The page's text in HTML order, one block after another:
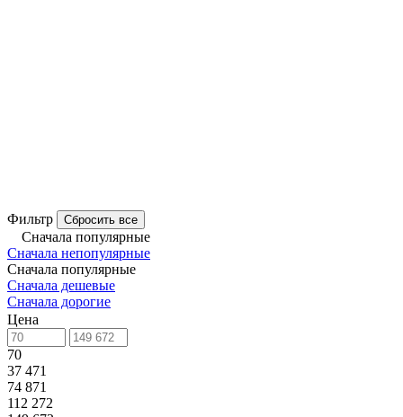
Фильтр Сбросить все
Сначала популярные
Сначала непопулярные
Сначала популярные
Сначала дешевые
Сначала дорогие
Цена
70
37 471
74 871
112 272